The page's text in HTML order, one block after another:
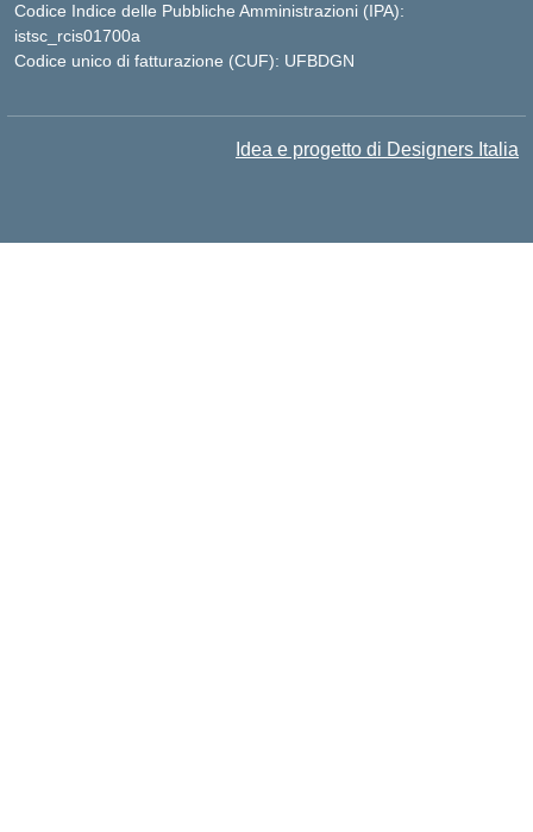
Codice Indice delle Pubbliche Amministrazioni (IPA):
istsc_rcis01700a
Codice unico di fatturazione (CUF): UFBDGN
Idea e progetto di Designers Italia